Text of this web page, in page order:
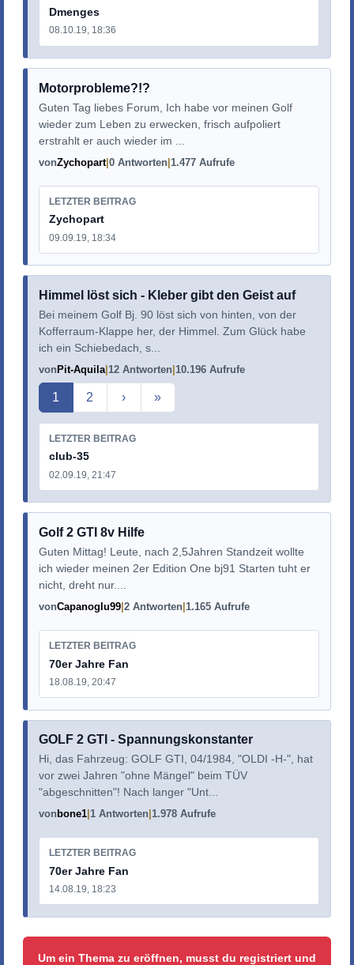
Dmenges
08.10.19, 18:36
Motorprobleme?!?
Guten Tag liebes Forum, Ich habe vor meinen Golf
wieder zum Leben zu erwecken, frisch aufpoliert
erstrahlt er auch wieder im ...
vonZychopart 0 Antworten 1.477 Aufrufe
LETZTER BEITRAG
Zychopart
09.09.19, 18:34
Himmel löst sich - Kleber gibt den Geist auf
Bei meinem Golf Bj. 90 löst sich von hinten, von der
Kofferraum-Klappe her, der Himmel. Zum Glück habe
ich ein Schiebedach, s...
von Pit-Aquila 12 Antworten 10.196 Aufrufe
Aktuelle Seite
1 2 › »
LETZTER BEITRAG
club-35
02.09.19, 21:47
Golf 2 GTI 8v Hilfe
Guten Mittag! Leute, nach 2,5Jahren Standzeit wollte
ich wieder meinen 2er Edition One bj91 Starten tuht er
nicht, dreht nur....
vonCapanoglu99 2 Antworten 1.165 Aufrufe
LETZTER BEITRAG
70er Jahre Fan
18.08.19, 20:47
GOLF 2 GTI - Spannungskonstanter
Hi, das Fahrzeug: GOLF GTI, 04/1984, "OLDI -H-", hat
vor zwei Jahren "ohne Mängel" beim TÜV
"abgeschnitten"! Nach langer "Unt...
von bone1 1 Antworten 1.978 Aufrufe
LETZTER BEITRAG
70er Jahre Fan
14.08.19, 18:23
Um ein Thema zu eröffnen, musst du registriert und